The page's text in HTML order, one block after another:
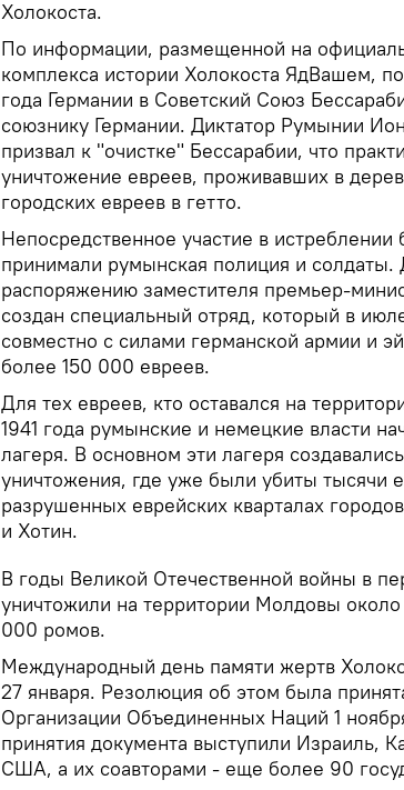
Холокоста.
По информации, размещенной на
комплекса истории Холокоста ЯдВашем,
года Германии в Советский Союз
союзнику Германии. Диктатор Румынии
призвал к "очистке" Бессарабии, что
уничтожение евреев, проживавших в
городских евреев в гетто.
Непосредственное участие в истреблении
принимали румынская полиция и солдаты.
распоряжению заместителя премьер-
создан специальный отряд, который в
совместно с силами германской армии и
более 150 000 евреев.
Для тех евреев, кто оставался на
1941 года румынские и немецкие власти
лагеря. В основном эти лагеря
уничтожения, где уже были убиты тысячи
разрушенных еврейских кварталах
и Хотин.
В годы Великой Отечественной войны в
уничтожили на территории Молдовы
000 ромов.
Международный день памяти жертв
27 января. Резолюция об этом была
Организации Объединенных Наций 1
принятия документа выступили Израиль,
США, а их соавторами - еще более 90